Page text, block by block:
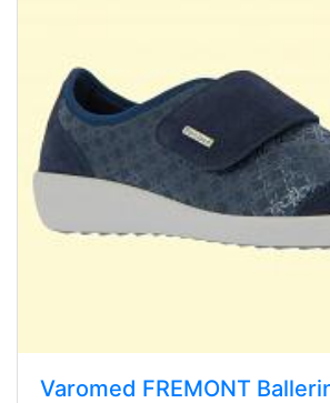
Varomed FREMONT